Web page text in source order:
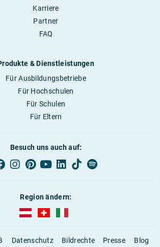
Karriere
Partner
FAQ
& Dienstleistungen
Für Ausbildungsbetriebe
Für Hochschulen
Für Schulen
Für Eltern
Besuch uns auch auf:
Region ändern:
AUBI-plus Österreich (deutsch)
Datenschutz Bildrechte Presse Blog